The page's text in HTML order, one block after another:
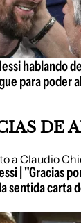
hablando
para poder
DE
| "Gracias
sentida carta